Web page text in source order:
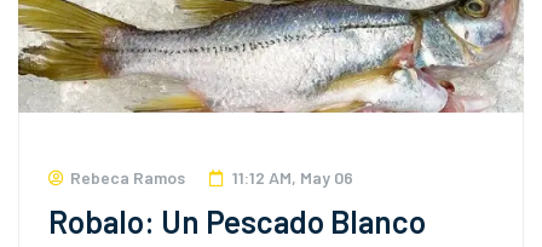
Rebeca Ramos 11:12 AM, May 06
Robalo: Un Pescado Blanco